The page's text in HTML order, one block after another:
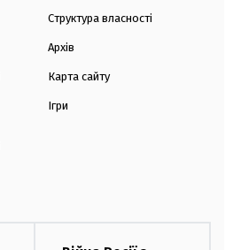
Структура власності
Архів
Карта сайту
Ігри